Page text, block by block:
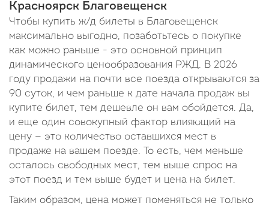
Красноярск Благовещенск
Чтобы купить ж/д билеты в Благовещенск
максимально выгодно, позаботьтесь о покупке
как можно раньше - это основной принцип
динамического ценообразования РЖД. В 2026
году продажи на почти все поезда открываются за
90 суток, и чем раньше к дате начала продаж вы
купите билет, тем дешевле он вам обойдется. Да,
и еще один совокупный фактор влияющий на
цену — это количество оставшихся мест в
продаже на вашем поезде. То есть, чем меньше
осталось свободных мест, тем выше спрос на
этот поезд и тем выше будет и цена на билет.
Таким образом, цена может поменяться не только